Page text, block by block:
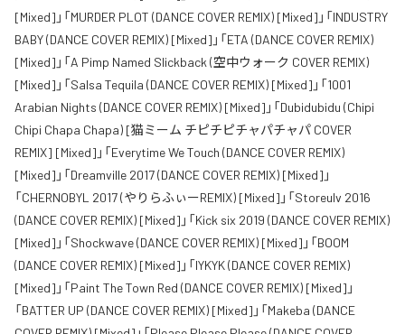
[Mixed]」「MURDER PLOT (DANCE COVER REMIX) [Mixed]」「INDUSTRY
BABY (DANCE COVER REMIX) [Mixed]」「ETA (DANCE COVER REMIX)
[Mixed]」「A Pimp Named Slickback (空中ウォーク COVER REMIX)
[Mixed]」「Salsa Tequila (DANCE COVER REMIX) [Mixed]」「1001
Arabian Nights (DANCE COVER REMIX) [Mixed]」「Dubidubidu (Chipi
Chipi Chapa Chapa) [猫ミーム チピチピチャパチャパ COVER
REMIX] [Mixed]」「Everytime We Touch (DANCE COVER REMIX)
[Mixed]」「Dreamville 2017 (DANCE COVER REMIX) [Mixed]」
「CHERNOBYL 2017 (やりらふぃーREMIX) [Mixed]」「Storeulv 2016
(DANCE COVER REMIX) [Mixed]」「Kick six 2019 (DANCE COVER REMIX)
[Mixed]」「Shockwave (DANCE COVER REMIX) [Mixed]」「BOOM
(DANCE COVER REMIX) [Mixed]」「IYKYK (DANCE COVER REMIX)
[Mixed]」「Paint The Town Red (DANCE COVER REMIX) [Mixed]」
「BATTER UP (DANCE COVER REMIX) [Mixed]」「Makeba (DANCE